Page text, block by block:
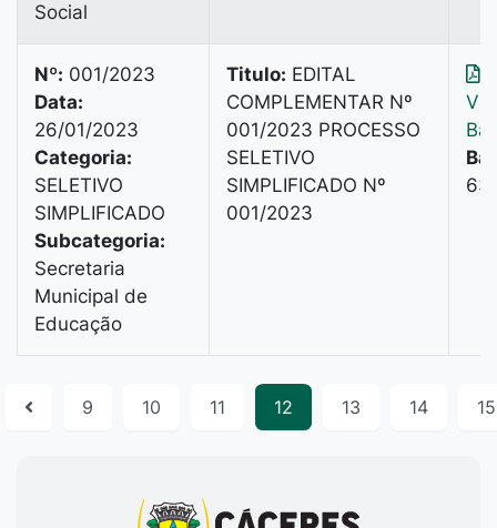
Social
Nº: 001/2023
Data:
26/01/2023
Categoria:
SELETIVO
SIMPLIFICADO
Subcategoria:
Secretaria
Municipal de
Educação
Titulo: EDITAL
COMPLEMENTAR Nº
001/2023 PROCESSO
SELETIVO
SIMPLIFICADO Nº
001/2023
9 10 11 12 13 14 15